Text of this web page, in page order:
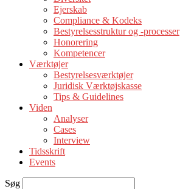
Ejerskab
Compliance & Kodeks
Bestyrelsesstruktur og -processer
Honorering
Kompetencer
Værktøjer
Bestyrelsesværktøjer
Juridisk Værktøjskasse
Tips & Guidelines
Viden
Analyser
Cases
Interview
Tidsskrift
Events
Søg